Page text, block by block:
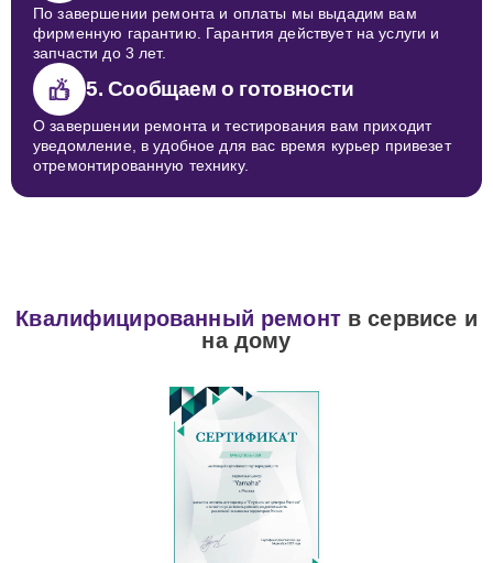
По завершении ремонта и оплаты мы выдадим вам
фирменную гарантию. Гарантия действует на услуги и
запчасти до 3 лет.
5. Сообщаем о готовности
О завершении ремонта и тестирования вам приходит
уведомление, в удобное для вас время курьер привезет
отремонтированную технику.
Квалифицированный ремонтв сервисе и
на дому